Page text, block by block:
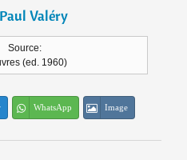
Paul Valéry
Source:
(ed. 1960)
WhatsApp Image